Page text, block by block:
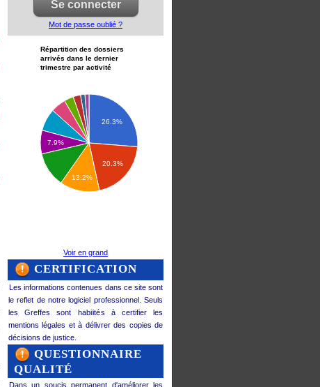
Mot de passe oublié ?
Répartition des dossiers
arrivés dans le dernier
trimestre par activité
26.3%
20.3%
7.9%
13.2%
Voir en grand
CERTIFICATION
Les informations contenues dans ce site sont
le reflet de notre logiciel professionnel. Seuls
les Greffes sont habilités à certifier les
mentions légales et à délivrer des copies de
décisions de justice.
QUESTIONNAIRE
QUALITÉ
Dans un soucis permanent d'améliorer les